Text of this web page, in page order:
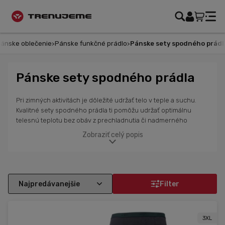
oblečenie Pánske funkčné prádlo Pánske sety spodného prádla
Pánske sety spodného prádla
Pri zimných aktivitách je dôležité udržať telo v teple a suchu.
Kvalitné sety spodného prádla ti pomôžu udržať optimálnu
telesnú teplotu bez obáv z prechladnutia či nadmerného
potenia. Vďaka funkčným materiálom efektívne odvádzajú
vlhkosť a poskytujú príjemný pocit sucha aj pri intenzívnom
časti a nohavíc a sú ideálne na vrstvenie, aby si bol pripravený
Zobraziť celý popis
Filter
3XL